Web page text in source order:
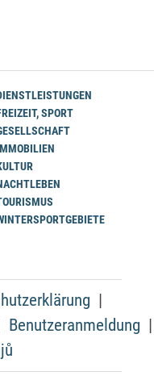
SPORT
Benutzeranmeldung